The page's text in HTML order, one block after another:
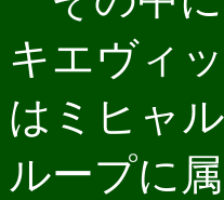
キエヴィ
はミヒャ
ループに